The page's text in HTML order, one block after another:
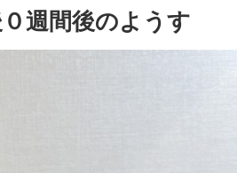
週間後のようす